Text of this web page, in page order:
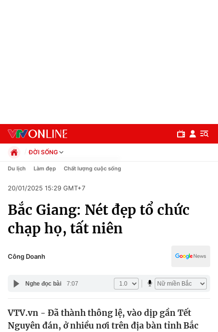
Chuyên mục
Chính trị
Pháp luật
ĐỜI SỐNG
Chính trị
Pháp luật
Kinh tế
Thể thao
Truyền hình
Y tế
Công nghệ
Du lịch Làm đẹp Chất lượng cuộc sống
20/01/2025 15:29 GMT+7
Bắc Giang: Nét đẹp tổ chức
chạp họ, tất niên
Công Doanh
Nghe đọc bài 7:07
VTV.vn - Đã thành thông lệ, vào dịp gần Tết
Nguyên đán, ở nhiều nơi trên địa bàn tỉnh Bắc